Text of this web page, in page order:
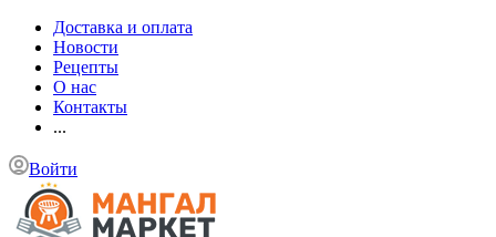
Доставка и оплата
Новости
Рецепты
О нас
Контакты
...
Войти